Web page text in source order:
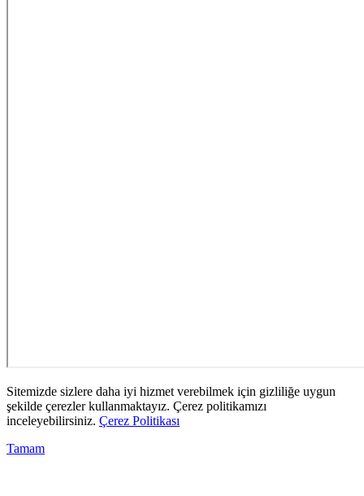
Sitemizde sizlere daha iyi hizmet verebilmek için gizliliğe uygun
şekilde çerezler kullanmaktayız. Çerez politikamızı
inceleyebilirsiniz. Çerez Politikası
Tamam